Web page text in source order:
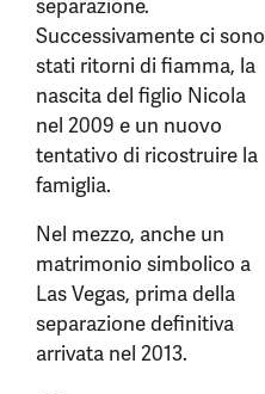
separazione.
Successivamente ci sono
stati ritorni di fiamma, la
nascita del figlio Nicola
nel 2009 e un nuovo
tentativo di ricostruire la
famiglia.
Nel mezzo, anche un
matrimonio simbolico a
Las Vegas, prima della
separazione definitiva
arrivata nel 2013.